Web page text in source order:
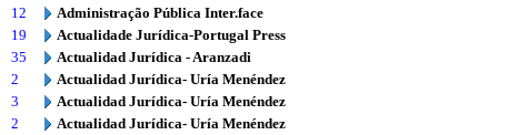
12
Administração Pública Inter.face
19
Actualidade Jurídica-Portugal Press
35
Actualidad Jurídica - Aranzadi
2
Actualidad Jurídica- Uría Menéndez
3
Actualidad Jurídica- Uría Menéndez
2
Actualidad Jurídica- Uría Menéndez